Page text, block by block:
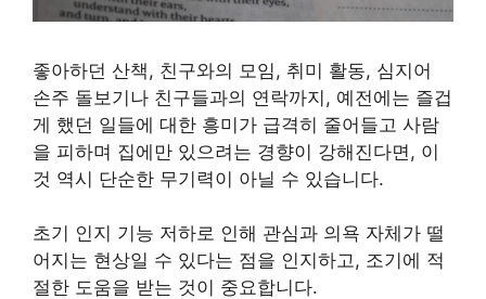
좋아하던 산책, 친구와의 모임, 취미 활동, 심지어
손주 돌보기나 친구들과의 연락까지, 예전에는 즐겁
게 했던 일들에 대한 흥미가 급격히 줄어들고 사람
을 피하며 집에만 있으려는 경향이 강해진다면, 이
것 역시 단순한 무기력이 아닐 수 있습니다.
초기 인지 기능 저하로 인해 관심과 의욕 자체가 떨
어지는 현상일 수 있다는 점을 인지하고, 조기에 적
절한 도움을 받는 것이 중요합니다.